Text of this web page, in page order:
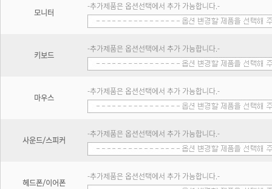
모니터
-추가제품은 옵션선택에서 추가 가능합니다.-
키보드
-추가제품은 옵션선택에서 추가 가능합니다.-
마우스
-추가제품은 옵션선택에서 추가 가능합니다.-
사운드/스피커
-추가제품은 옵션선택에서 추가 가능합니다.-
헤드폰/이어폰
-추가제품은 옵션선택에서 추가 가능합니다.-